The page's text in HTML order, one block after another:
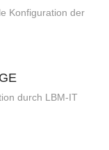
Konfiguration der
durch LBM-IT